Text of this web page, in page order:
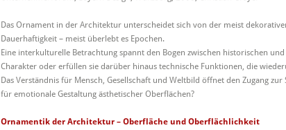
Das Ornament in der Architektur unterscheidet sich von der meist
Dauerhaftigkeit – meist überlebt es Epochen.
Eine interkulturelle Betrachtung spannt den Bogen zwischen historischen
Charakter oder erfüllen sie darüber hinaus technische Funktionen, die
Das Verständnis für Mensch, Gesellschaft und Weltbild öffnet den Zugang
für emotionale Gestaltung ästhetischer Oberflächen?
Ornamentik der Architektur – Oberfläche und Oberflächlichkeit